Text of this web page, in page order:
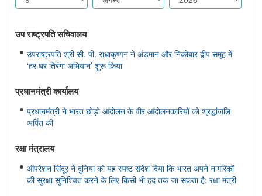
उप राष्ट्रपति सचिवालय
उपराष्ट्रपति श्री सी. पी. राधाकृष्णन ने अंडमान और निकोबार द्वीप समूह में
‘हर घर तिरंगा अभियान’ शुरू किया
प्रधानमंत्री कार्यालय
प्रधानमंत्री ने भारत छोड़ो आंदोलन के वीर आंदोलनकारियों को श्रद्धांजलि
अर्पित की
रक्षा मंत्रालय
ऑपरेशन सिंदूर ने दुनिया को यह स्पष्ट संदेश दिया कि भारत अपने नागरिकों
की सुरक्षा सुनिश्चित करने के लिए किसी भी हद तक जा सकता है: रक्षा मंत्री